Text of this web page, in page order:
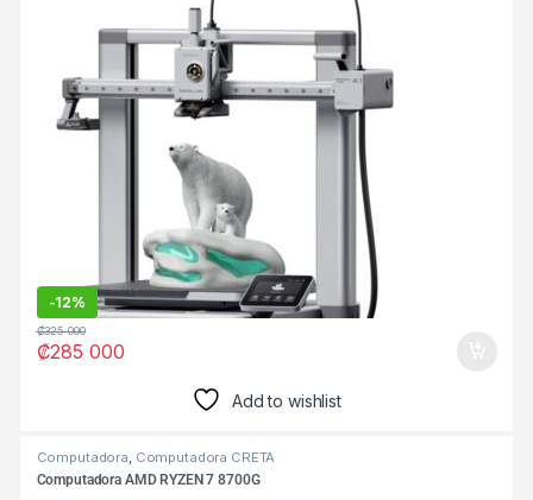
-12%
₡285 000
₡325 000
Add to wishlist
Computadora, Computadora CRETA
Computadora AMD RYZEN 7 8700G